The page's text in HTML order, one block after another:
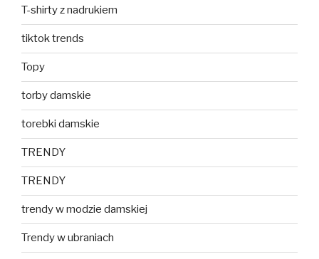
T-shirty z nadrukiem
tiktok trends
Topy
torby damskie
torebki damskie
TRENDY
TRENDY
trendy w modzie damskiej
Trendy w ubraniach